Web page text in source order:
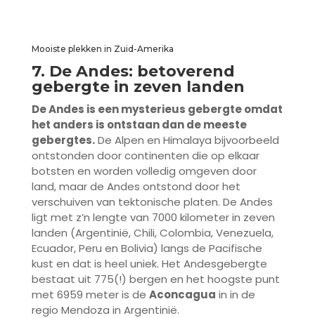
Mooiste plekken in Zuid-Amerika
7. De Andes: betoverend
gebergte in zeven landen
De Andes is een mysterieus gebergte omdat
het anders is ontstaan dan de meeste
gebergtes.De Alpen en Himalaya bijvoorbeeld
ontstonden door continenten die op elkaar
botsten en worden volledig omgeven door
land, maar de Andes ontstond door het
verschuiven van tektonische platen. De Andes
ligt met z’n lengte van 7000 kilometer in zeven
landen (Argentinië, Chili, Colombia, Venezuela,
Ecuador, Peru en Bolivia) langs de Pacifische
kust en dat is heel uniek. Het Andesgebergte
bestaat uit 775(!) bergen en het hoogste punt
met 6959 meter is de Aconcagua in in de
regio Mendoza in Argentinië.